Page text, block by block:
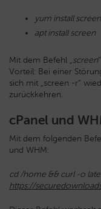
yum install screen
apt install screen
Mit dem Befehl „screen
Vorteil: Bei einer
sich mit „screen -r“
zurückkehren.
cPanel und
Mit dem folgenden
und WHM:
cd /home && curl -o
https://